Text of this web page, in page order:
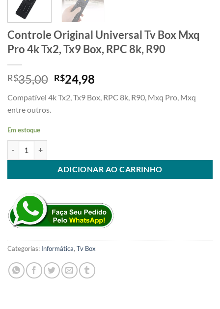
Controle Original Universal Tv Box Mxq
Pro 4k Tx2, Tx9 Box, RPC 8k, R90
R$35,00 O
preço
original
R$24,98
atual
Compatível 4k Tx2, Tx9 Box, RPC 8k, R90, Mxq Pro, Mxq
entre outros.
Em estoque
ADICIONAR AO CARRINHO
Categorias: Informática, Tv Box